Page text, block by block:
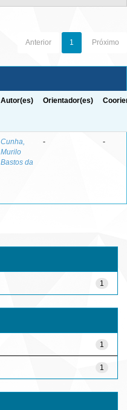
Anterior 1 Próximo
Autor(es) Orientador(es)
Cunha,
Murilo
Bastos da
- -
1
1
1